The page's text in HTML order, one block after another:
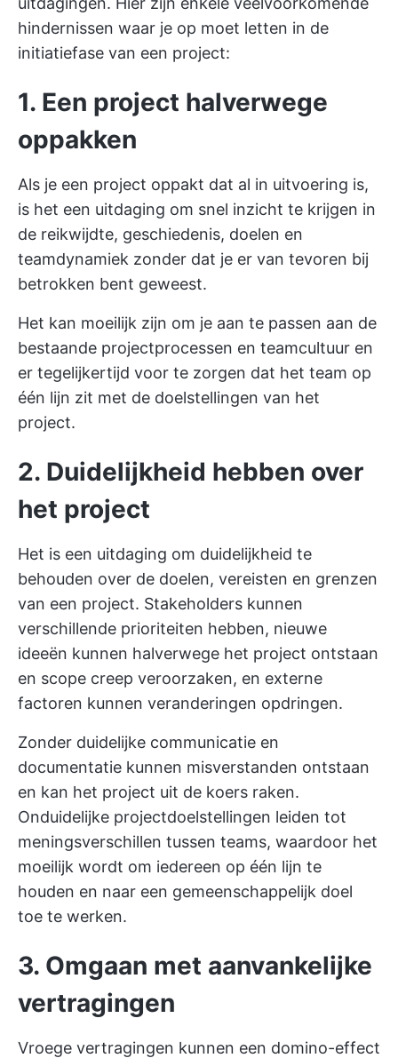
hindernissen waar je op moet letten in de
initiatiefase van een project:
1. Een project halverwege
oppakken
Als je een project oppakt dat al in uitvoering is,
is het een uitdaging om snel inzicht te krijgen in
de reikwijdte, geschiedenis, doelen en
teamdynamiek zonder dat je er van tevoren bij
betrokken bent geweest.
Het kan moeilijk zijn om je aan te passen aan de
bestaande projectprocessen en teamcultuur en
er tegelijkertijd voor te zorgen dat het team op
één lijn zit met de doelstellingen van het
project.
2. Duidelijkheid hebben over
het project
Het is een uitdaging om duidelijkheid te
behouden over de doelen, vereisten en grenzen
van een project. Stakeholders kunnen
verschillende prioriteiten hebben, nieuwe
ideeën kunnen halverwege het project ontstaan
en scope creep veroorzaken, en externe
factoren kunnen veranderingen opdringen.
Zonder duidelijke communicatie en
documentatie kunnen misverstanden ontstaan
en kan het project uit de koers raken.
Onduidelijke projectdoelstellingen leiden tot
meningsverschillen tussen teams, waardoor het
moeilijk wordt om iedereen op één lijn te
houden en naar een gemeenschappelijk doel
toe te werken.
3. Omgaan met aanvankelijke
vertragingen
Vroege vertragingen kunnen een domino-effect